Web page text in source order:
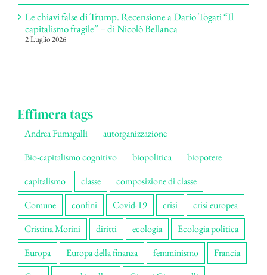
Le chiavi false di Trump. Recensione a Dario Togati “Il
capitalismo fragile” – di Nicolò Bellanca
2 Luglio 2026
Effimera tags
Andrea Fumagalli
autorganizzazione
Bio-capitalismo cognitivo
biopolitica
biopotere
capitalismo
classe
composizione di classe
Comune
confini Covid-19 crisi
crisi europea
Cristina Morini
diritti ecologia
Ecologia politica
Europa
Europa della finanza femminismo
Francia